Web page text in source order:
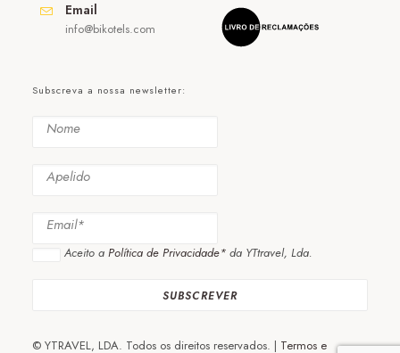
Email
info@bikotels.com
Subscreva a nossa newsletter:
Aceito a Política de Privacidade* da YTtravel, Lda.
© YTRAVEL, LDA. Todos os direitos reservados. | Termos e